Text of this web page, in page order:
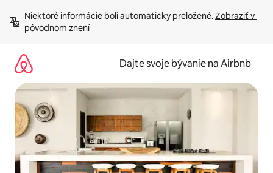
obsah.
Niektoré informácie boli automaticky preložené. Zobraziť v
pôvodnom znení
Dajte svoje bývanie na Airbnb